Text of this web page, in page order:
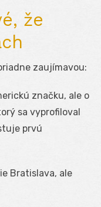
že
zaujímavou:
značku, ale o
sa vyprofiloval
prvú
Bratislava, ale